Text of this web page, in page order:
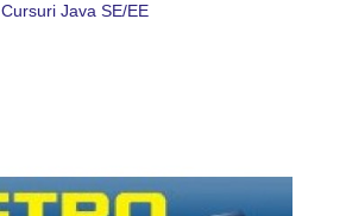
Cursuri Java SE/EE